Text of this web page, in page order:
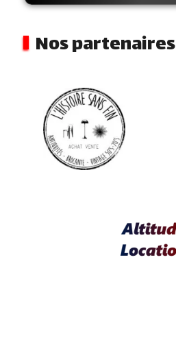
Nos partenaires